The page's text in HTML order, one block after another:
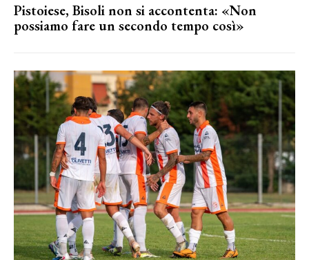
Pistoiese, Bisoli non si accontenta: «Non
possiamo fare un secondo tempo così»